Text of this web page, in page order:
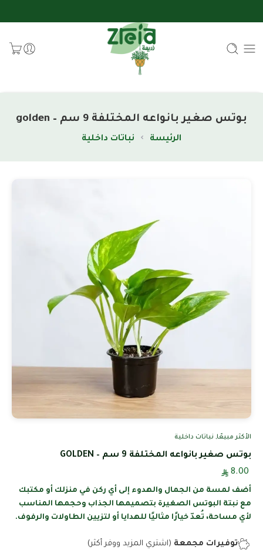
بوتس صغير بانواعه المختلفة 9 سم – golden
الرئيسة نباتات داخلية
الأكثر مبيعًا, نباتات داخلية
بوتس صغير بانواعه المختلفة 9 سم – GOLDEN
أضف لمسة من الجمال والهدوء إلى أي ركن في منزلك أو مكتبك
مع نبتة البوتس الصغيرة بتصميمها الجذاب وحجمها المناسب
لأي مساحة، تُعدّ خيارًا مثاليًا للهدايا أو لتزيين الطاولات والرفوف.
توفيرات مجمعة (اشتري المزيد ووفر أكثر)